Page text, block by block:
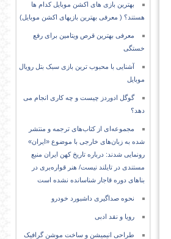
بهترین بازی های اکشن موبایل کدام ها
هستند؟ ( معرفی بهترین بازیهای اکشن موبایل)
معرفی بهترین قرص ویتامین برای رفع
خستگی
آشنایی با محبوب ترین بازی سبک بتل رویال
موبایل
گوگل ادوردز چیست و چه کاری انجام می
دهد؟
مجموعه‌ای از کتاب‌های ترجمه و منتشر
شده به زبان‌های خارجی با موضوع «ایران»
رونمایی شدند: درباره تاریخ کهن ایران منبع
مستندی در تایلند نیست/ هنر قواره‌بری در
بناهای دوره قاجار شناسانده نشده است
نحوه صداگیری داشبورد خودرو
رویا و نقد ادبی
طراحی انیمیشن و ساخت موشن گرافیک